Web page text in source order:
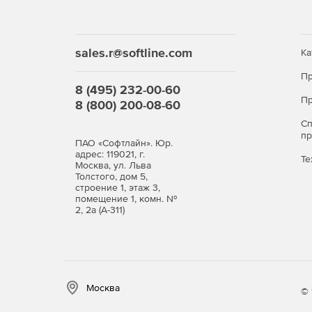
использование видеоконференцсвязи и
Опция «Встреча» теперь доступна
презентациями PowerPoint).
sales.r@softline.com
8 (495) 232-00-60
8 (800) 200-08-60
ПАО «Софтлайн». Юр.
адрес: 119021, г.
Москва, ул. Льва
Толстого, дом 5,
строение 1, этаж 3,
помещение 1, комн. №
2, 2а (А-311)
Москва ©